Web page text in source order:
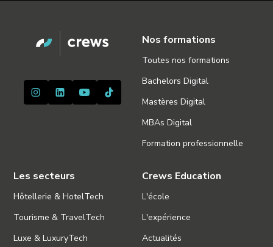
Nos formations
Toutes nos formations
Bachelors Digital
Mastères Digital
MBAs Digital
Formation professionnelle
Les secteurs
Hôtellerie & HotelTech
Tourisme & TravelTech
Luxe & LuxuryTech
Crews Education
L'école
L'expérience
Actualités